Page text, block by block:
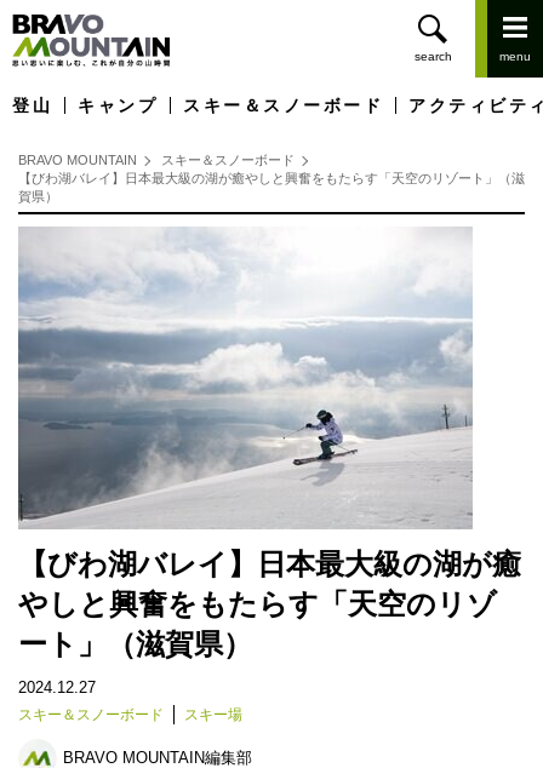
登山 キャンプ スキー＆スノーボード アクティビテ
BRAVO MOUNTAIN
スキー＆スノーボード
【びわ湖バレイ】日本最大級の湖が癒やしと興奮をもたらす「天空のリゾート」（滋
賀県）
【びわ湖バレイ】日本最大級の湖が癒
やしと興奮をもたらす「天空のリゾ
ート」（滋賀県）
2024.12.27
スキー＆スノーボード スキー場
BRAVO MOUNTAIN編集部